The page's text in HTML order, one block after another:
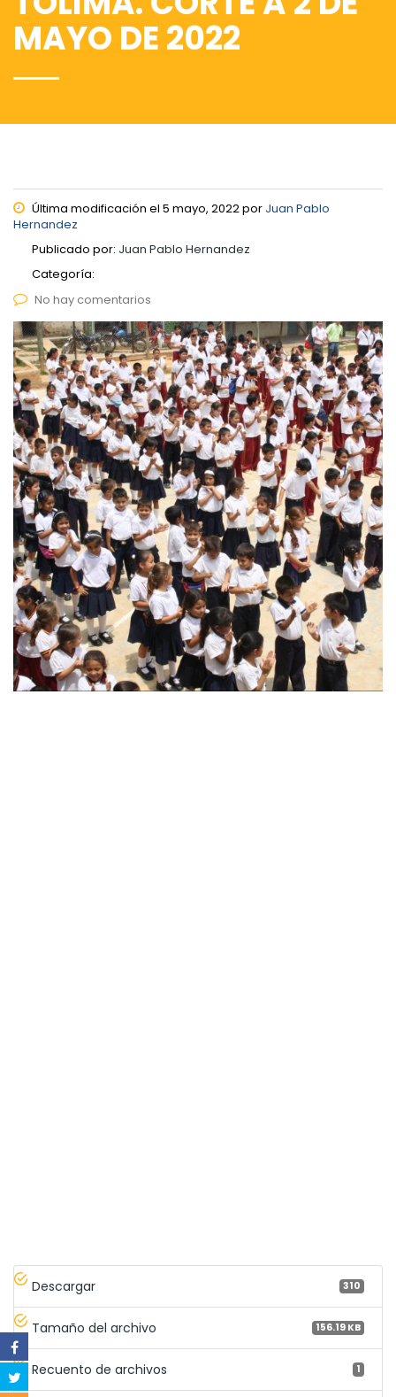
MAYO DE 2022
Última modificación el 5 mayo, 2022 por Juan Pablo
Hernandez
Publicado por: Juan Pablo Hernandez
Categoría:
No hay comentarios
Descargar 310
Tamaño del archivo 156.19 KB
Recuento de archivos 1